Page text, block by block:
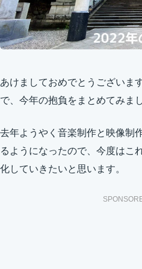
あけましておめでとうございま
で、今年の抱負をまとめてみまし
去年ようやく音楽制作と映像制
るようになったので、今度はこ
化していきたいと思います。